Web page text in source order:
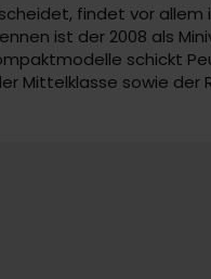
findet vor allem
ist der 2008 als
schickt
Mittelklasse sowie der